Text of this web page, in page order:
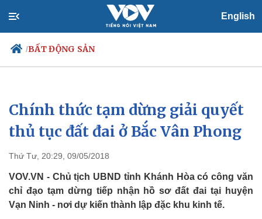
English
/BẤT ĐỘNG SẢN
Chính trị
Đảng
Tổ chức nhân sự
Nhận diện sự thật
Xã hội
Tin 24h
Dự báo thời tiết
Việc làm
Biển đảo
Chính thức tạm dừng giải quyết
thủ tục đất đai ở Bắc Vân Phong
Thứ Tư, 20:29, 09/05/2018
VOV.VN - Chủ tịch UBND tỉnh Khánh Hòa có công văn
chỉ đạo tạm dừng tiếp nhận hồ sơ đất đai tại huyện
Vạn Ninh - nơi dự kiến thành lập đặc khu kinh tế.